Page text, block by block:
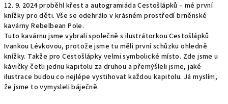
12. 9. 2024 proběhl křest a autogramiáda Cestošlápků – mé první
knížky pro děti. Vše se odehrálo v krásném prostředí brněnské
kavárny Rebelbean Pole.
Tuto kavárnu jsme vybrali společně s ilustrátorkou Cestošlápků
Ivankou Lévkovou, protože jsme tu měli první schůzku ohledně
knížky. Takže pro Cestošlápky velmi symbolické místo. Zde jsme u
kávičky četli jednu kapitolu za druhou a přemýšleli jsme, jaké
ilustrace budou co nejlépe vystihovat každou kapitolu. Já myslím,
že jsme to vymysleli báječně.